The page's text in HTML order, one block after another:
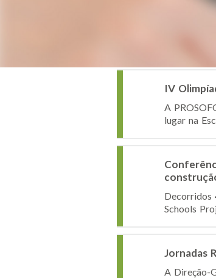
IV
A
lugar na
Decorridos
Schools
Jornadas
A Direção-